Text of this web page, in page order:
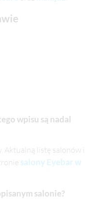
wpisu są nadal
listę salonów i
salony Eyebar w
salonie?